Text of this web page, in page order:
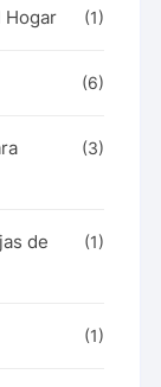
Hogar (1)
(6)
(3)
de
(1)
(1)